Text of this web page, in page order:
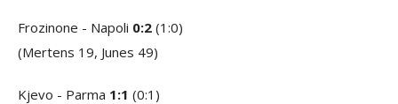
Frozinone - Napoli 0:2 (1:0)
(Mertens 19, Junes 49)
Kjevo - Parma 1:1 (0:1)